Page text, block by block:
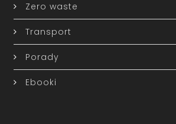
Zero waste
Transport
Porady
Ebooki